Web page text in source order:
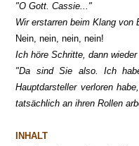
"O Gott. Cassie..."
Wir erstarren beim Klang von
Nein, nein, nein, nein!
Ich höre Schritte, dann
"Da sind Sie also. Ich
Hauptdarsteller verloren
tatsächlich an ihren Rollen
INHALT